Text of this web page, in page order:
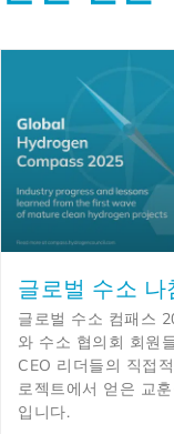
글로벌 수소 나
글로벌 수소 컴패스
와 수소 협의회 회원
CEO 리더들의 직접
로젝트에서 얻은 교
입니다.